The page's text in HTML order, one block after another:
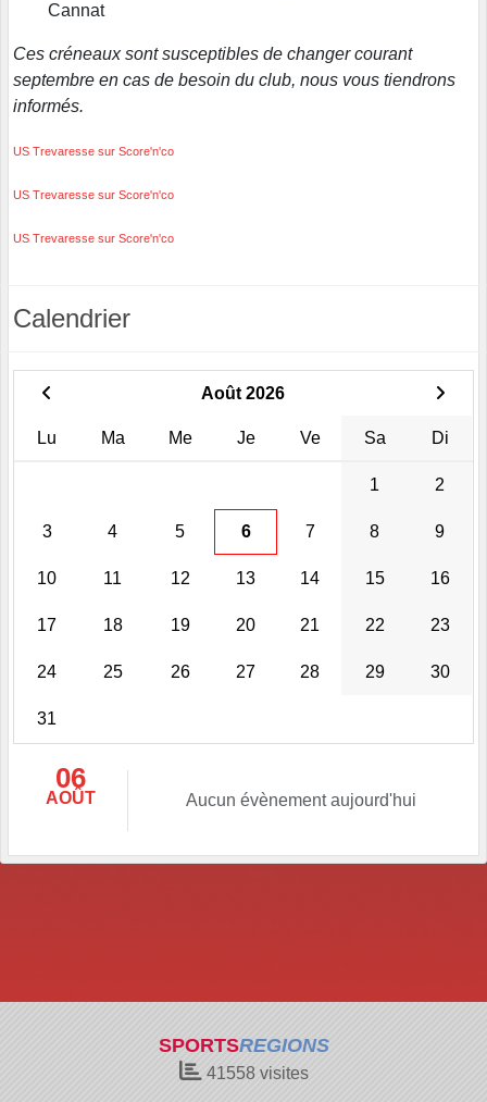
Cannat
Ces créneaux sont susceptibles de changer courant
septembre en cas de besoin du club, nous vous tiendrons
informés.
US Trevaresse sur Score'n'co
US Trevaresse sur Score'n'co
US Trevaresse sur Score'n'co
Calendrier
Août 2026
Lu Ma Me Je Ve Sa Di
1 2
3 4 5 6 7 8 9
10 11 12 13 14 15 16
17 18 19 20 21 22 23
24 25 26 27 28 29 30
31
06
AOÛT Aucun évènement aujourd'hui
SPORTSREGIONS
41558visites